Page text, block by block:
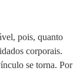
pois, quanto
corporais.
se torna. Por